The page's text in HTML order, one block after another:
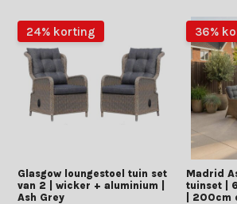
24% korting
Glasgow loungestoel tuin set
van 2 | wicker + aluminium |
Ash Grey
36%
Madrid
tuinset |
| 200cm